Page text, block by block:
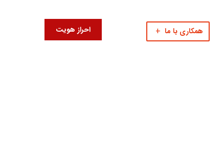
همکاری با ما احراز هویت